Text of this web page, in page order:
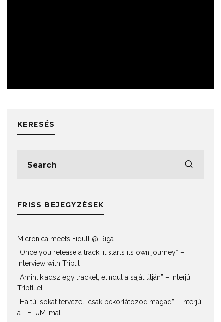
KERESÉS
FRISS BEJEGYZÉSEK
Micronica meets Fidull @ Riga
„Once you release a track, it starts its own journey” –
Interview with Triptil
„Amint kiadsz egy tracket, elindul a saját útján” – interjú
Triptillel
„Ha túl sokat tervezel, csak bekorlátozod magad” – interjú
a TELUM-mal